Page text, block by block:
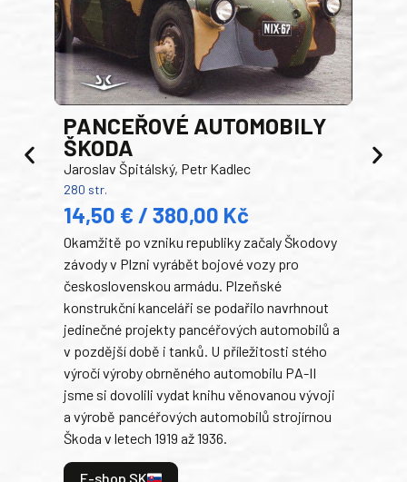
PANCEŘOVÉ AUTOMOBILY
ŠKODA
Jaroslav Špitálský, Petr Kadlec
280 str.
14,50 € / 380,00 Kč
Okamžitě po vzniku republiky začaly Škodovy
závody v Plzni vyrábět bojové vozy pro
československou armádu. Plzeňské
konstrukční kanceláři se podařilo navrhnout
jedinečné projekty pancéřových automobilů a
v pozdější době i tanků. U příležitosti stého
výročí výroby obrněného automobilu PA-II
jsme si dovolili vydat knihu věnovanou vývoji
a výrobě pancéřových automobilů strojírnou
Škoda v letech 1919 až 1936.
E-shop SK